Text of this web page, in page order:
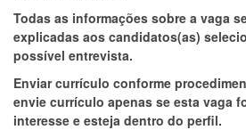
Todas as informações sobre a vaga
explicadas aos candidatos(as)
possível entrevista.
Enviar currículo conforme
envie currículo apenas se esta vaga
interesse e esteja dentro do perfil.